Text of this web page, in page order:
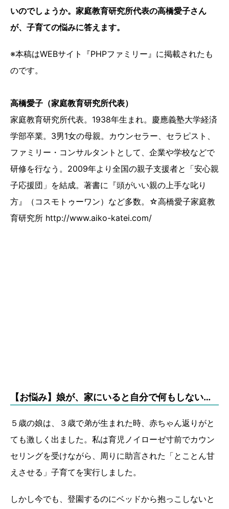
いのでしょうか。家庭教育研究所代表の高橋愛子さん
が、子育ての悩みに答えます。
※本稿はWEBサイト『PHPファミリー』に掲載されたも
のです。
高橋愛子（家庭教育研究所代表）
家庭教育研究所代表。1938年生まれ。慶應義塾大学経済
学部卒業。3男1女の母親。カウンセラー、セラピスト、
ファミリー・コンサルタントとして、企業や学校などで
研修を行なう。2009年より全国の親子支援者と「安心親
子応援団」を結成。著書に『頭がいい親の上手な叱り
方』（コスモトゥーワン）など多数。☆高橋愛子家庭教
育研究所 http://www.aiko-katei.com/
【お悩み】娘が、家にいると自分で何もしない…
５歳の娘は、３歳で弟が生まれた時、赤ちゃん返りがと
ても激しく出ました。私は育児ノイローゼ寸前でカウン
セリングを受けながら、周りに助言された「とことん甘
えさせる」子育てを実行しました。
しかし今でも、登園するのにベッドから抱っこしないと